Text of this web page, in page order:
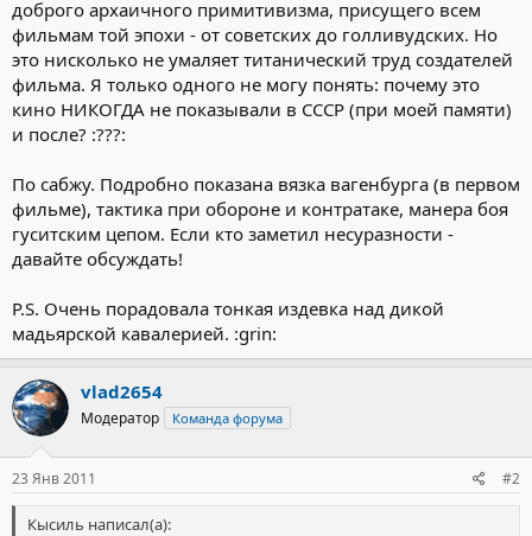
доброго архаичного примитивизма, присущего всем
фильмам той эпохи - от советских до голливудских. Но
это нисколько не умаляет титанический труд создателей
фильма. Я только одного не могу понять: почему это
кино НИКОГДА не показывали в СССР (при моей памяти)
и после? :???:
По сабжу. Подробно показана вязка вагенбурга (в первом
фильме), тактика при обороне и контратаке, манера боя
гуситским цепом. Если кто заметил несуразности -
давайте обсуждать!
P.S. Очень порадовала тонкая издевка над дикой
мадьярской кавалерией. :grin:
vlad2654
Модератор Команда форума
23 Янв 2011 #2
Кысиль написал(а):